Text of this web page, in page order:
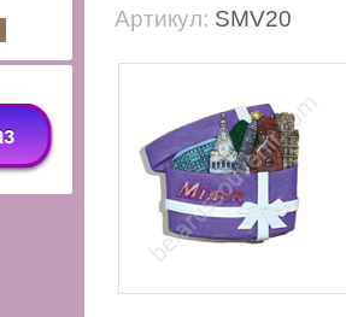
Артикул: SMV20